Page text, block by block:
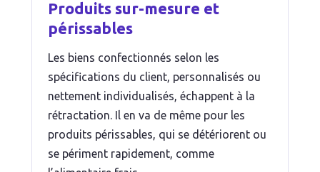
Produits sur-mesure et
périssables
Les biens confectionnés selon les
spécifications du client, personnalisés ou
nettement individualisés, échappent à la
rétractation. Il en va de même pour les
produits périssables, qui se détériorent ou
se périment rapidement, comme